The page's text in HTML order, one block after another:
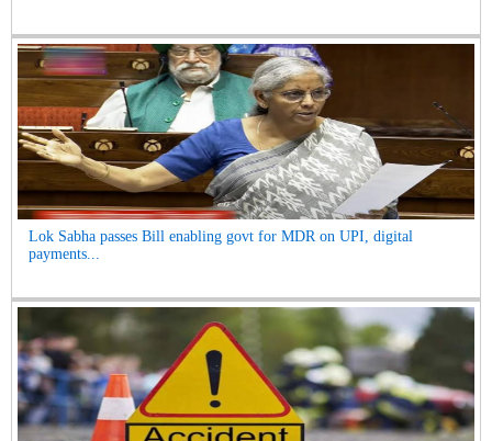
Lok Sabha passes Bill enabling govt for MDR on UPI, digital
payments...